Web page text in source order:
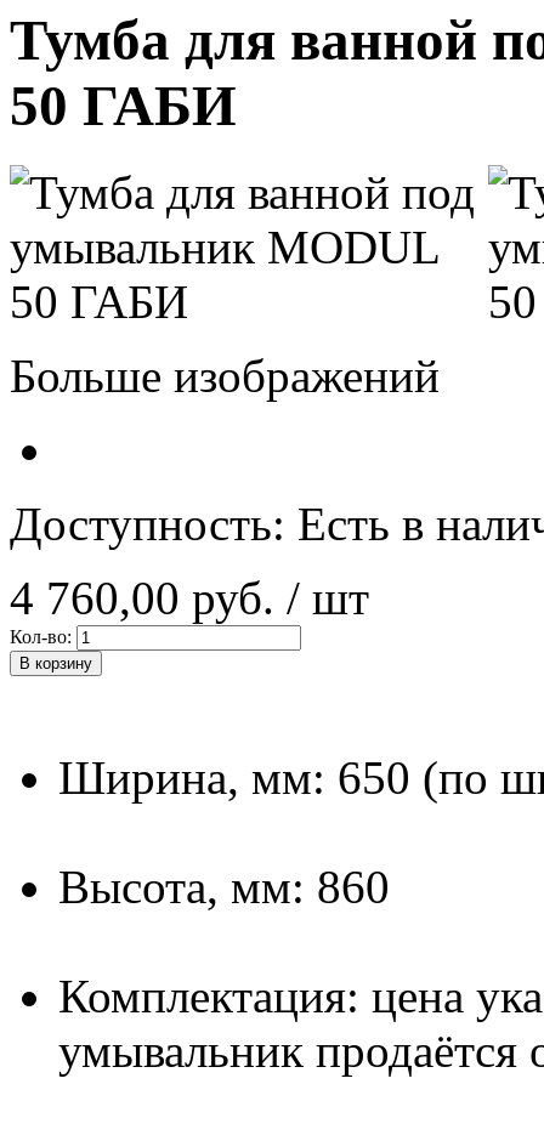
Тумба для ванной
50 ГАБИ
Больше изображений
Доступность: Есть в
4 760,00 руб. / шт
Кол-во:
В корзину
Ширина, мм: 650 (по
Высота, мм: 860
Комплектация: цена
умывальник продаётся